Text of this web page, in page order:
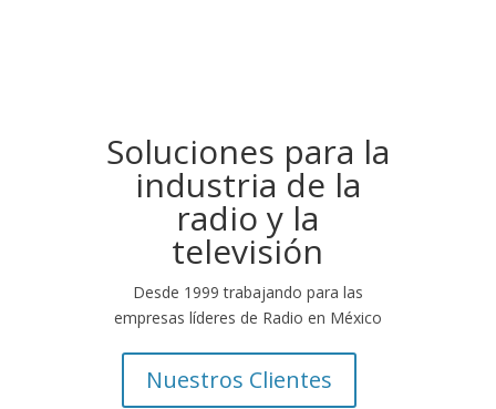
Soluciones para la
industria de la
radio y la
televisión
Desde 1999 trabajando para las
empresas líderes de Radio en México
Nuestros Clientes